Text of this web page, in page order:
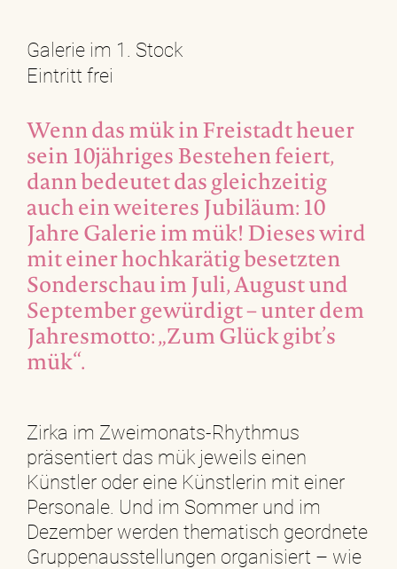
Galerie im 1. Stock
Eintritt frei
Wenn das mük in Freistadt heuer
sein 10jähriges Bestehen feiert,
dann bedeutet das gleichzeitig
auch ein weiteres Jubiläum: 10
Jahre Galerie im mük! Dieses wird
mit einer hochkarätig besetzten
Sonderschau im Juli, August und
September gewürdigt – unter dem
Jahresmotto: „Zum Glück gibt’s
mük“.
Zirka im Zweimonats-Rhythmus
präsentiert das mük jeweils einen
Künstler oder eine Künstlerin mit einer
Personale. Und im Sommer und im
Dezember werden thematisch geordnete
Gruppenausstellungen organisiert – wie